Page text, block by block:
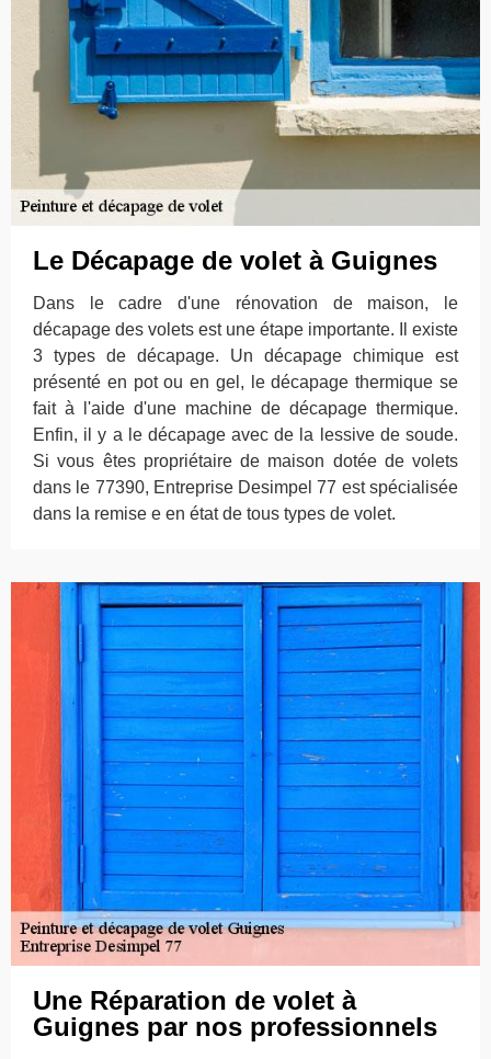
Le Décapage de volet à Guignes
Dans le cadre d'une rénovation de maison, le
décapage des volets est une étape importante. Il existe
3 types de décapage. Un décapage chimique est
présenté en pot ou en gel, le décapage thermique se
fait à l'aide d'une machine de décapage thermique.
Enfin, il y a le décapage avec de la lessive de soude.
Si vous êtes propriétaire de maison dotée de volets
dans le 77390, Entreprise Desimpel 77 est spécialisée
dans la remise e en état de tous types de volet.
Une Réparation de volet à
Guignes par nos professionnels